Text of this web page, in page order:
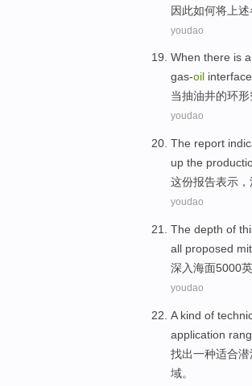
因此如何将 上述
youdao
When there is a
gas-oil interface
当抽油井的环形
youdao
The report
up the
这份报告表示 ，
youdao
The depth of
all proposed
深入海面5000
youdao
A kind of
application
找出一种适合潜
域。